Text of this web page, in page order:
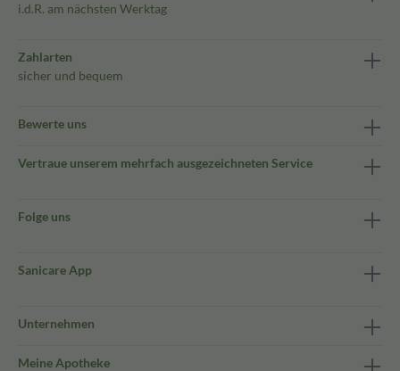
i.d.R. am nächsten Werktag
Zahlarten
sicher und bequem
Bewerte uns
Vertraue unserem mehrfach ausgezeichneten Service
Folge uns
Sanicare App
Unternehmen
Meine Apotheke